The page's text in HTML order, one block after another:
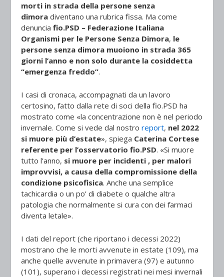
morti in strada della persone senza
dimora diventano una rubrica fissa. Ma come
denunciafio.PSD – Federazione Italiana
Organismi per le Persone Senza Dimora, le
persone senza dimora muoiono in strada 365
giorni l’anno e non solo durante la cosiddetta
“emergenza freddo”.
I casi di cronaca, accompagnati da un lavoro
certosino, fatto dalla rete di soci della fio.PSD ha
mostrato come «la concentrazione non è nel periodo
invernale. Come si vede dal nostro report, nel 2022
si muore più d’estate», spiega Caterina Cortese
referente per l’osservatorio fio.PSD. «Si muore
tutto l’anno, si muore per incidenti , per malori
improvvisi, a causa della compromissione della
condizione psicofisica. Anche una semplice
tachicardia o un po’ di diabete o qualche altra
patologia che normalmente si cura con dei farmaci
diventa letale».
I dati del report (che riportano i decessi 2022)
mostrano che le morti avvenute in estate (109), ma
anche quelle avvenute in primavera (97) e autunno
(101), superano i decessi registrati nei mesi invernali